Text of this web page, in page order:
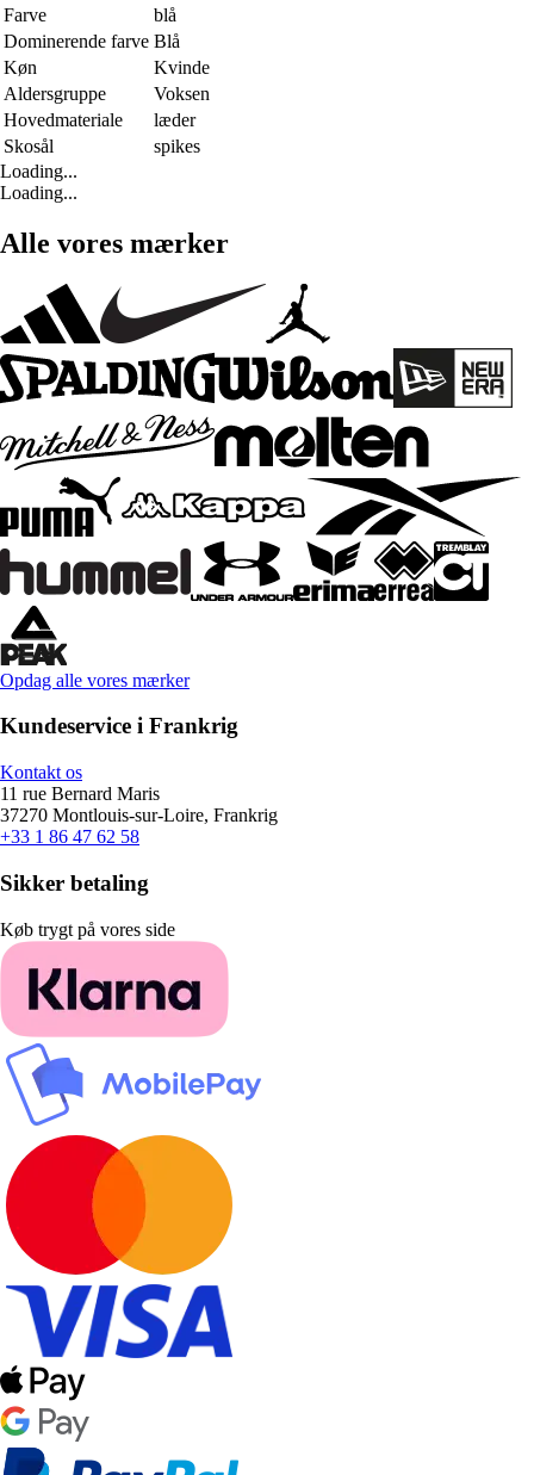
Farve
blå
Dominerende farve Blå
Køn
Kvinde
Aldersgruppe
Voksen
Hovedmateriale
læder
Skosål
spikes
Loading...
Loading...
Alle vores mærker
Opdag alle vores mærker
Kundeservice i Frankrig
Kontakt os
11 rue Bernard Maris
37270 Montlouis-sur-Loire, Frankrig
+33 1 86 47 62 58
Sikker betaling
Køb trygt på vores side